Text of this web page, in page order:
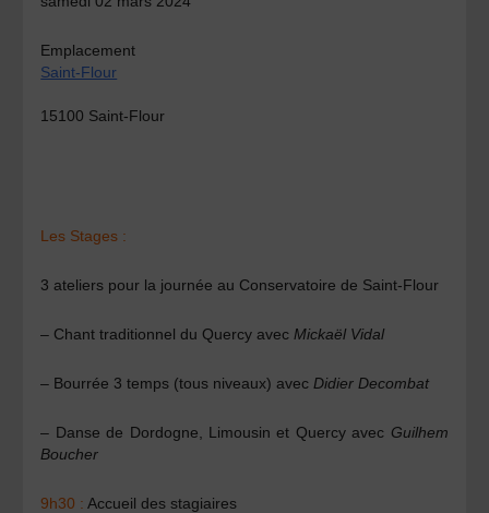
Emplacement
Saint-Flour
15100 Saint-Flour
Les Stages :
3 ateliers pour la journée au Conservatoire de Saint-Flour
– Chant traditionnel du Quercy avec Mickaël Vidal
– Bourrée 3 temps (tous niveaux) avec Didier Decombat
– Danse de Dordogne, Limousin et Quercy avec Guilhem
Boucher
9h30 : Accueil des stagiaires